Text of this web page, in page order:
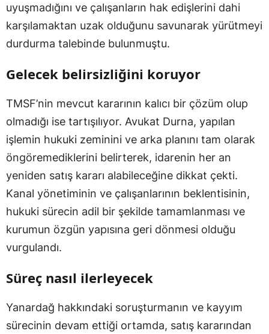
uyuşmadığını ve çalışanların hak edişlerini dahi
karşılamaktan uzak olduğunu savunarak yürütmeyi
durdurma talebinde bulunmuştu.
Gelecek belirsizliğini koruyor
TMSF’nin mevcut kararının kalıcı bir çözüm olup
olmadığı ise tartışılıyor. Avukat Durna, yapılan
işlemin hukuki zeminini ve arka planını tam olarak
öngöremediklerini belirterek, idarenin her an
yeniden satış kararı alabileceğine dikkat çekti.
Kanal yönetiminin ve çalışanlarının beklentisinin,
hukuki sürecin adil bir şekilde tamamlanması ve
kurumun özgün yapısına geri dönmesi olduğu
vurgulandı.
Süreç nasıl ilerleyecek
Yanardağ hakkındaki soruşturmanın ve kayyım
sürecinin devam ettiği ortamda, satış kararından